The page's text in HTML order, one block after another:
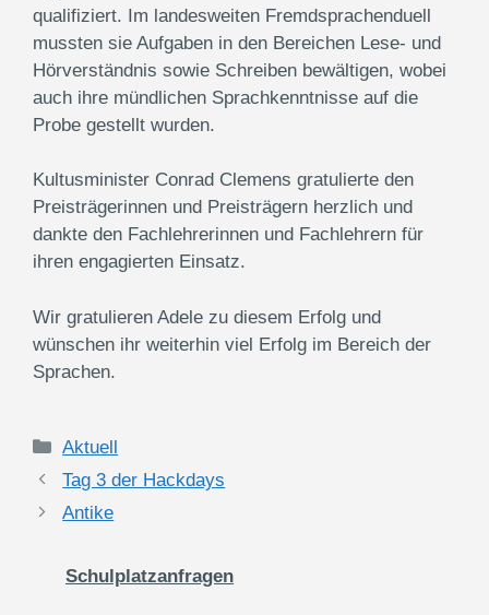
qualifiziert. Im landesweiten Fremdsprachenduell
mussten sie Aufgaben in den Bereichen Lese- und
Hörverständnis sowie Schreiben bewältigen, wobei
auch ihre mündlichen Sprachkenntnisse auf die
Probe gestellt wurden.
Kultusminister Conrad Clemens gratulierte den
Preisträgerinnen und Preisträgern herzlich und
dankte den Fachlehrerinnen und Fachlehrern für
ihren engagierten Einsatz.
Wir gratulieren Adele zu diesem Erfolg und
wünschen ihr weiterhin viel Erfolg im Bereich der
Sprachen.
Kategorien
Aktuell
Tag 3 der Hackdays
Antike
Schulplatzanfragen